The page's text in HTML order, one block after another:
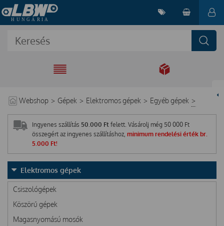
EGYÜTT A
Webshop > Gépek > Elektromos gépek > Egyéb gépek >
Ingyenes szállítás 50.000 Ft felett. Vásárolj még 50 000 Ft
összegért az ingyenes szállításhoz, minimum rendelési érték br.
5.000 Ft!
Elektromos gépek
Csiszológépek
Köszörű gépek
Magasnyomású mosók